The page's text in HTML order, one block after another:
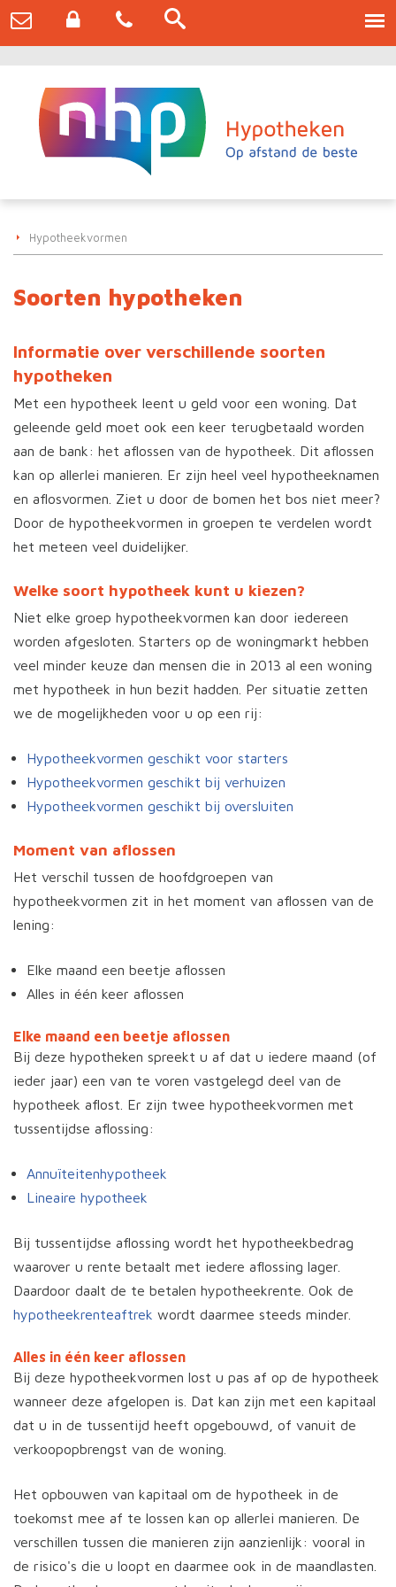
Hypotheekvormen
Soorten hypotheken
Informatie over verschillende soorten
hypotheken
Met een hypotheek leent u geld voor een woning. Dat
geleende geld moet ook een keer terugbetaald worden
aan de bank: het aflossen van de hypotheek. Dit aflossen
kan op allerlei manieren. Er zijn heel veel hypotheeknamen
en aflosvormen. Ziet u door de bomen het bos niet meer?
Door de hypotheekvormen in groepen te verdelen wordt
het meteen veel duidelijker.
Welke soort hypotheek kunt u kiezen?
Niet elke groep hypotheekvormen kan door iedereen
worden afgesloten. Starters op de woningmarkt hebben
veel minder keuze dan mensen die in 2013 al een woning
met hypotheek in hun bezit hadden. Per situatie zetten
we de mogelijkheden voor u op een rij:
Hypotheekvormen geschikt voor starters
Hypotheekvormen geschikt bij verhuizen
Hypotheekvormen geschikt bij oversluiten
Moment van aflossen
Het verschil tussen de hoofdgroepen van
hypotheekvormen zit in het moment van aflossen van de
lening:
Elke maand een beetje aflossen
Alles in één keer aflossen
Elke maand een beetje aflossen
Bij deze hypotheken spreekt u af dat u iedere maand (of
ieder jaar) een van te voren vastgelegd deel van de
hypotheek aflost. Er zijn twee hypotheekvormen met
tussentijdse aflossing:
Annuïteitenhypotheek
Lineaire hypotheek
Bij tussentijdse aflossing wordt het hypotheekbedrag
waarover u rente betaalt met iedere aflossing lager.
Daardoor daalt de te betalen hypotheekrente. Ook de
hypotheekrenteaftrek wordt daarmee steeds minder.
Alles in één keer aflossen
Bij deze hypotheekvormen lost u pas af op de hypotheek
wanneer deze afgelopen is. Dat kan zijn met een kapitaal
dat u in de tussentijd heeft opgebouwd, of vanuit de
verkoopopbrengst van de woning.
Het opbouwen van kapitaal om de hypotheek in de
toekomst mee af te lossen kan op allerlei manieren. De
verschillen tussen die manieren zijn aanzienlijk: vooral in
de risico's die u loopt en daarmee ook in de maandlasten.